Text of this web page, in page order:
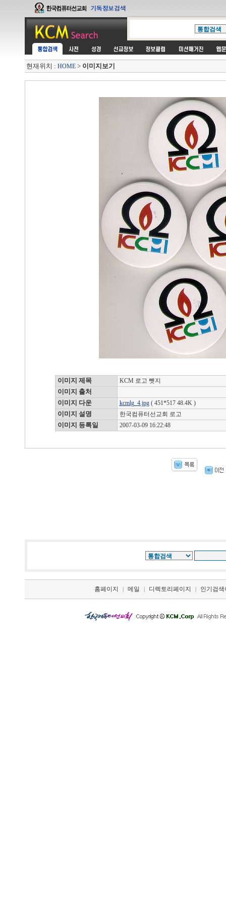
현재위치 : HOME > 이미지보기
이미지 제목 KCM 로고 뺏지
이미지 출처
이미지 다운
kcmlg_4.jpg( 451*517 48.4K )
이미지 설명 한국컴퓨터선교회 로고
이미지 등록일 2007-03-09 16:22:48
홈페이지 | 메일 | 디렉토리페이지 | 인기검색